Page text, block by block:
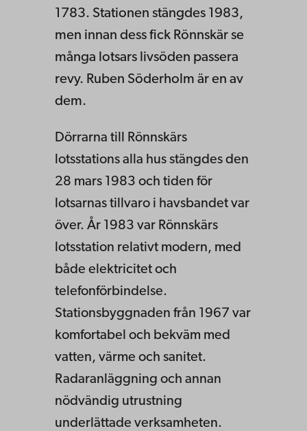
1783. Stationen stängdes 1983,
men innan dess fick Rönnskär se
många lotsars livsöden passera
revy. Ruben Söderholm är en av
dem.
Dörrarna till Rönnskärs
lotsstations alla hus stängdes den
28 mars 1983 och tiden för
lotsarnas tillvaro i havsbandet var
över. År 1983 var Rönnskärs
lotsstation relativt modern, med
både elektricitet och
telefonförbindelse.
Stationsbyggnaden från 1967 var
komfortabel och bekväm med
vatten, värme och sanitet.
Radaranläggning och annan
nödvändig utrustning
underlättade verksamheten.